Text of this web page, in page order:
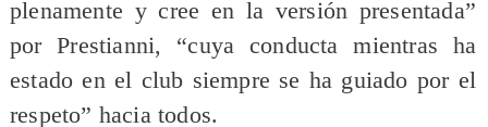
plenamente y cree en la versión presentada”
por Prestianni, “cuya conducta mientras ha
estado en el club siempre se ha guiado por el
respeto” hacia todos.